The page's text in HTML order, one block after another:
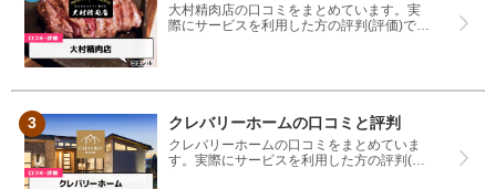
大村精肉店の口コミをまとめています。実
際にサービスを利用した方の評判(評価)です
クレバリーホームの口コミと評判
クレバリーホームの口コミをまとめていま
す。実際にサービスを利用した方の評判(評